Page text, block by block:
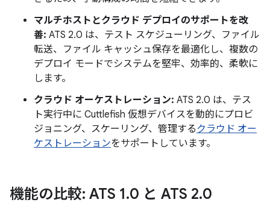
マルチホストとクラウド デプロイのサポートを改
善: ATS 2.0 は、テスト スケジューリング、ファイル
転送、ファイル キャッシュ保存を最適化し、複数の
デプロイ モードでシステムを堅牢、効率的、柔軟に
します。
クラウド オーケストレーション: ATS 2.0 は、テス
ト実行中に Cuttlefish 仮想デバイスを動的にプロビ
ジョニング、スケーリング、管理するクラウド オー
ケストレーションをサポートしています。
機能の比較: ATS 1.0 と ATS 2.0